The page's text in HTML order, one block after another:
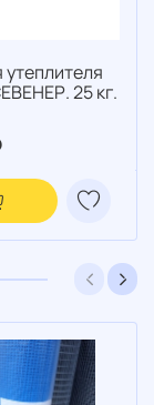
утеплителя
25 кг.